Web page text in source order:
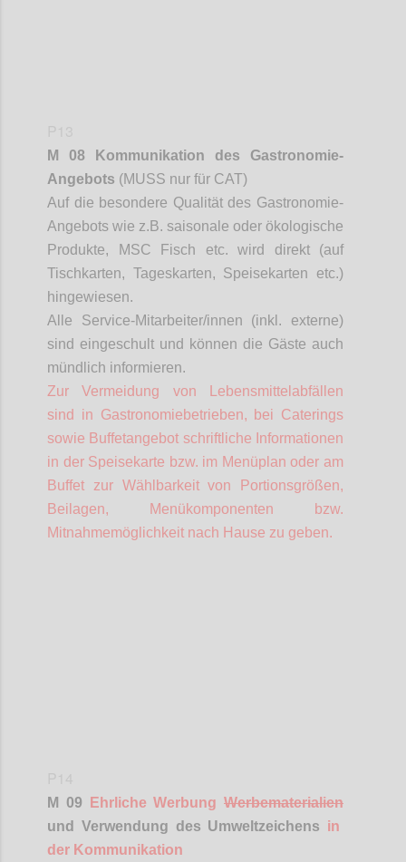
M 08 Kommunikation des Gastronomie-
Angebots (MUSS nur für CAT)
Auf die besondere Qualität des Gastronomie-
Angebots wie z.B. saisonale oder ökologische
Produkte, MSC Fisch etc. wird direkt (auf
Tischkarten, Tageskarten, Speisekarten etc.)
hingewiesen.
Alle Service-Mitarbeiter/innen (inkl. externe)
sind eingeschult und können die Gäste auch
mündlich informieren.
Zur Vermeidung von Lebensmittelabfällen
sind in Gastronomiebetrieben, bei Caterings
sowie Buffetangebot schriftliche Informationen
in der Speisekarte bzw. im Menüplan oder am
Buffet zur Wählbarkeit von Portionsgrößen,
Beilagen, Menükomponenten bzw.
Mitnahmemöglichkeit nach Hause zu geben.
M 09 Ehrliche Werbung Werbematerialien
und Verwendung des Umweltzeichens in
der Kommunikation